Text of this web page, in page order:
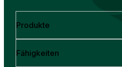
Produkte
Fähigkeiten